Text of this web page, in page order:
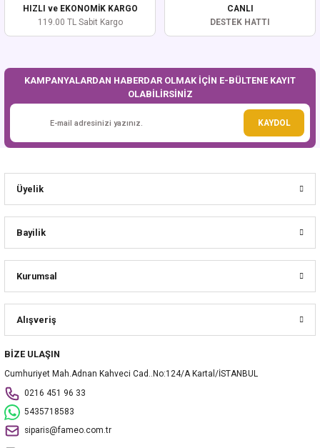
Ürün fiyatı diğer sitelerden daha pahalı.
Bu ürüne benzer farklı alternatifler olmalı.
HIZLI ve EKONOMİK KARGO
119.00 TL Sabit Kargo
CANLI
DESTEK HATTI
KAMPANYALARDAN HABERDAR OLMAK İÇİN E-BÜLTENE KAYIT
OLABİLİRSİNİZ
KAYDOL
Üyelik
Bayilik
Kurumsal
Alışveriş
BİZE ULAŞIN
Cumhuriyet Mah.Adnan Kahveci Cad..No:124/A Kartal/İSTANBUL
0216 451 96 33
5435718583
siparis@fameo.com.tr